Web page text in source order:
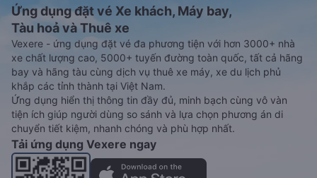
Ứng dụng đặt vé Xe khách, Máy bay,
Tàu hoả và Thuê xe
Vexere - ứng dụng đặt vé đa phương tiện với hơn 3000+ nhà
xe chất lượng cao, 5000+ tuyến đường toàn quốc, tất cả hãng
bay và hãng tàu cùng dịch vụ thuê xe máy, xe du lịch phủ
khắp các tỉnh thành tại Việt Nam.
Ứng dụng hiển thị thông tin đầy đủ, minh bạch cùng vô vàn
tiện ích giúp người dùng so sánh và lựa chọn phương án di
chuyển tiết kiệm, nhanh chóng và phù hợp nhất.
Tải ứng dụng Vexere ngay